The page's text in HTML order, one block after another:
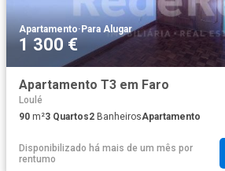
Apartamento·Para Alugar
1 300 €
Apartamento T3 em Faro
Loulé
90 m²3 Quartos2 BanheirosApartamento
Disponibilizado há mais de um mês por
rentumo